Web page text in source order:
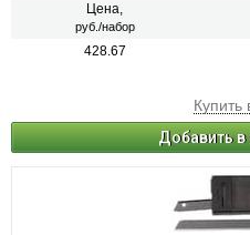
Цена,
руб./набор
428.67
Купить
Добавить в